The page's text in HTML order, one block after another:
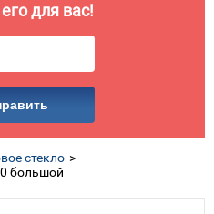
для вас!
стекло
большой